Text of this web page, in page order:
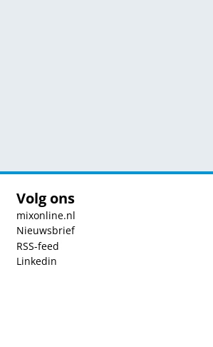
Volg ons
mixonline.nl
Nieuwsbrief
RSS-feed
Linkedin